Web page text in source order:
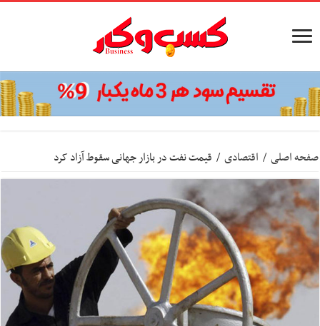
صفحه اصلی / اقتصادی / قیمت نفت در بازار جهانی سقوط آزاد کرد